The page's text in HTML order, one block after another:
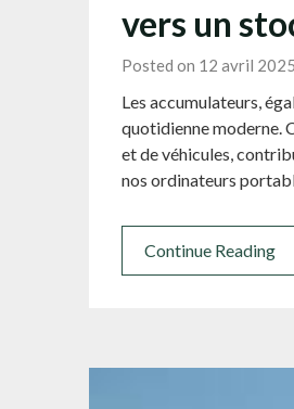
vers un
Posted on 12 avril 2025
Les accumulateurs,
quotidienne moderne.
et de véhicules,
nos ordinateurs
Continue Reading